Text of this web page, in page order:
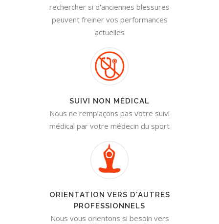
rechercher si d'anciennes blessures
peuvent freiner vos performances
actuelles
SUIVI NON MÉDICAL
Nous ne remplaçons pas votre suivi
médical par votre médecin du sport
ORIENTATION VERS D'AUTRES
PROFESSIONNELS
Nous vous orientons si besoin vers